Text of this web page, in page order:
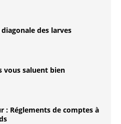
des larves
vous saluent bien
: Réglements de comptes à